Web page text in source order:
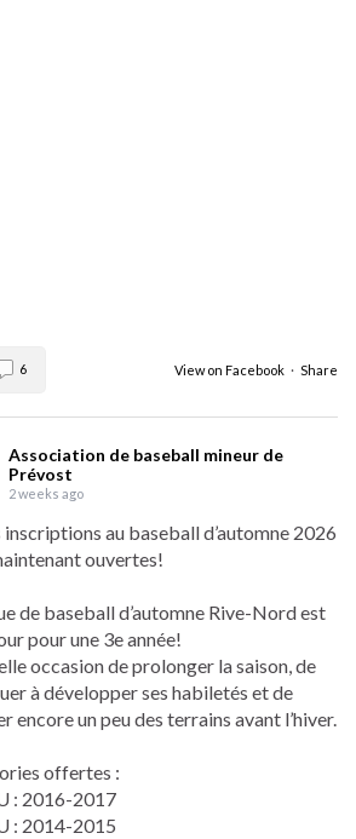
View on Facebook · Share
6
Association de baseball mineur de
Prévost
2 weeks ago
inscriptions au baseball d’automne 2026
ouvertes!
de baseball d’automne Rive-Nord est
pour une 3e année!
occasion de prolonger la saison, de
à développer ses habiletés et de
encore un peu des terrains avant l’hiver.
offertes :
: 2016-2017
: 2014-2015